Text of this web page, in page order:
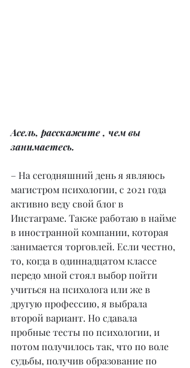
Асель, расскажите , чем вы
занимаетесь.
– На сегодняшний день я являюсь
магистром психологии, с 2021 года
активно веду свой блог в
Инстаграме. Также работаю в найме
в иностранной компании, которая
занимается торговлей. Если честно,
то, когда в одиннадцатом классе
передо мной стоял выбор пойти
учиться на психолога или же в
другую профессию, я выбрала
второй вариант. Но сдавала
пробные тесты по психологии, и
потом получилось так, что по воле
судьбы, получив образование по